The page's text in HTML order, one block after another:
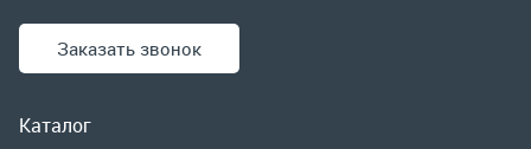
Гарантии и возврат